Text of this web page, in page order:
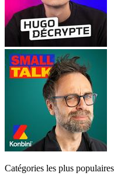
Catégories les plus populaires